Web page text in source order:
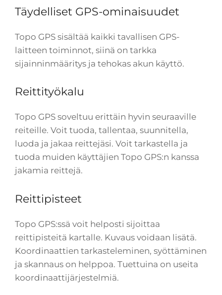
Täydelliset GPS-ominaisuudet
Topo GPS sisältää kaikki tavallisen GPS-
laitteen toiminnot, siinä on tarkka
sijainninmääritys ja tehokas akun käyttö.
Reittityökalu
Topo GPS soveltuu erittäin hyvin seuraaville
reiteille. Voit tuoda, tallentaa, suunnitella,
luoda ja jakaa reittejäsi. Voit tarkastella ja
tuoda muiden käyttäjien Topo GPS:n kanssa
jakamia reittejä.
Reittipisteet
Topo GPS:ssä voit helposti sijoittaa
reittipisteitä kartalle. Kuvaus voidaan lisätä.
Koordinaattien tarkasteleminen, syöttäminen
ja skannaus on helppoa. Tuettuina on useita
koordinaattijärjestelmiä.